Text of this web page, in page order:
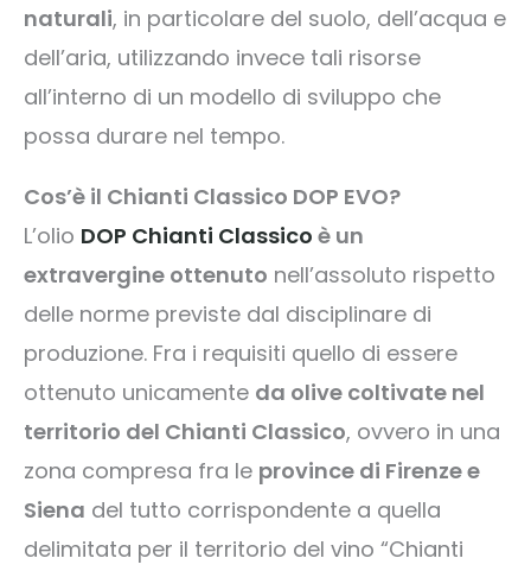
naturali, in particolare del suolo, dell’acqua e
dell’aria, utilizzando invece tali risorse
all’interno di un modello di sviluppo che
possa durare nel tempo.
Cos’è il Chianti Classico DOP EVO?
L’olio DOP Chianti Classico è un
extravergine ottenuto nell’assoluto rispetto
delle norme previste dal disciplinare di
produzione. Fra i requisiti quello di essere
ottenuto unicamente da olive coltivate nel
territorio del Chianti Classico, ovvero in una
zona compresa fra le province di Firenze e
Siena del tutto corrispondente a quella
delimitata per il territorio del vino “Chianti